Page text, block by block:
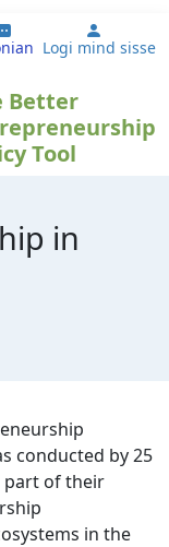
User
Logi mind sisse
Better
Tool
in
conducted by 25
part of their
in the